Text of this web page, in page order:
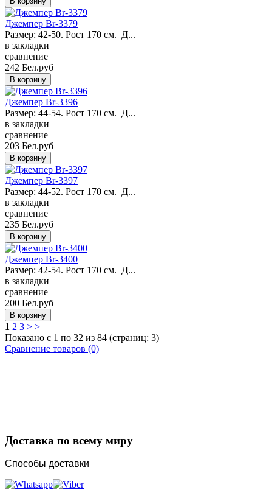
Джемпер Br-3379
Размер: 42-50. Рост 170 см. Д...
в закладки
сравнение
242 Бел.руб
Джемпер Br-3396
Размер: 44-54. Рост 170 см. Д...
в закладки
сравнение
203 Бел.руб
Джемпер Br-3397
Размер: 44-52. Рост 170 см. Д...
в закладки
сравнение
235 Бел.руб
Джемпер Br-3400
Размер: 42-54. Рост 170 см. Д...
в закладки
сравнение
200 Бел.руб
1 2 3 > >|
Показано с 1 по 32 из 84 (страниц: 3)
Сравнение товаров (0)
Доставка по всему миру
Способы доставки